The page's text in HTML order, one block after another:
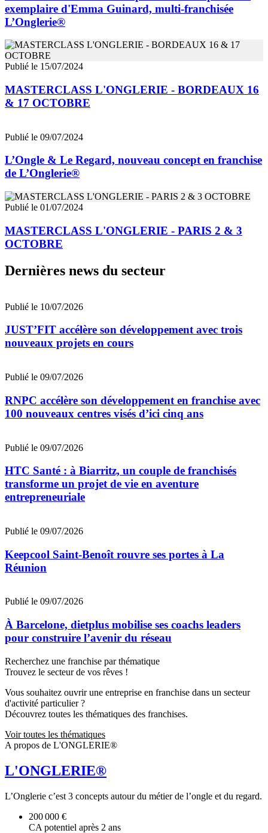
exemplaire d'Emma Guinard, multi-franchisée
L’Onglerie®
Publié le 15/07/2024
MASTERCLASS L'ONGLERIE - BORDEAUX 16
& 17 OCTOBRE
Publié le 09/07/2024
L’Ongle & Le Regard, nouveau concept en franchise
de L’Onglerie®
Publié le 01/07/2024
MASTERCLASS L'ONGLERIE - PARIS 2 & 3
OCTOBRE
Dernières news du secteur
Publié le 10/07/2026
JUST’FIT accélère son développement avec trois
nouveaux projets en cours
Publié le 09/07/2026
RNPC accélère son développement en franchise avec
100 nouveaux centres visés d’ici cinq ans
Publié le 09/07/2026
HTC Santé : à Biarritz, un couple de franchisés
transforme un projet de vie en aventure
entrepreneuriale
Publié le 09/07/2026
Keepcool Saint-Benoît rouvre ses portes à La
Réunion
Publié le 09/07/2026
À Barcelone, dietplus mobilise ses coachs leaders
pour construire l’avenir du réseau
Recherchez une franchise par thématique
Trouvez le secteur de vos rêves !
Vous souhaitez ouvrir une entreprise en franchise dans un secteur
d'activité particulier ?
Découvrez toutes les thématiques des franchises.
Voir toutes les thématiques
A propos de L'ONGLERIE®
L'ONGLERIE®
L’Onglerie c’est 3 concepts autour du métier de l’ongle et du regard.
200 000 €
CA potentiel après 2 ans